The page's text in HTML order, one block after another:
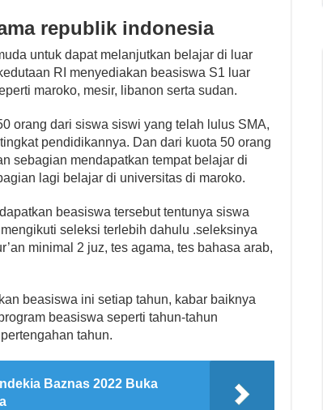
republik indonesia
untuk dapat melanjutkan belajar di luar
RI menyediakan beasiswa S1 luar
maroko, mesir, libanon serta sudan.
orang dari siswa siswi yang telah lulus SMA,
pendidikannya. Dan dari kuota 50 orang
sebagian mendapatkan tempat belajar di
lagi belajar di universitas di maroko.
beasiswa tersebut tentunya siswa
seleksi terlebih dahulu .seleksinya
minimal 2 juz, tes agama, tes bahasa arab,
beasiswa ini setiap tahun, kabar baiknya
beasiswa seperti tahun-tahun
tahun.
Baznas 2022 Buka